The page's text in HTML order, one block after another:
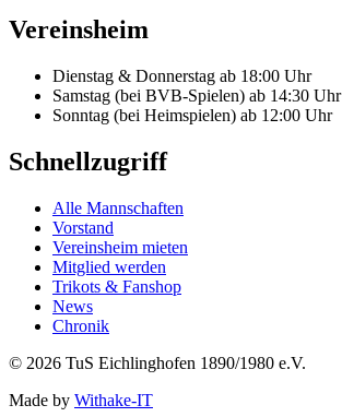
Vereinsheim
Dienstag & Donnerstag ab 18:00 Uhr
Samstag (bei BVB-Spielen) ab 14:30 Uhr
Sonntag (bei Heimspielen) ab 12:00 Uhr
Schnellzugriff
Alle Mannschaften
Vorstand
Vereinsheim mieten
Mitglied werden
Trikots & Fanshop
News
Chronik
© 2026 TuS Eichlinghofen 1890/1980 e.V.
Made by Withake-IT